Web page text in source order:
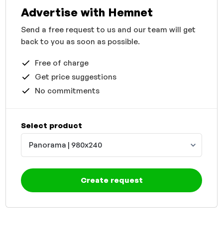
Advertise with Hemnet
Send a free request to us and our team will get
back to you as soon as possible.
Free of charge
Get price suggestions
No commitments
Select product
Panorama | 980x240
Create request